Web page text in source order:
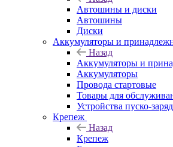
Автошины и диски
Автошины
Диски
Аккумуляторы и
Назад
Аккумуляторы и
Аккумуляторы
Провода стартовые
Товары для
Устройства пуско-
Крепеж
Назад
Крепеж